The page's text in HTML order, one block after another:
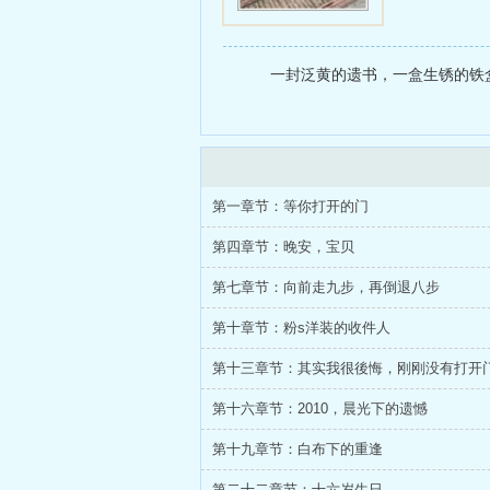
一封泛黄的遗书，一盒生锈的
第一章节：等你打开的门
第四章节：晚安，宝贝
第七章节：向前走九步，再倒退八步
第十章节：粉s洋装的收件人
第十三章节：其实我很後悔，刚刚没有打开
第十六章节：2010，晨光下的遗憾
第十九章节：白布下的重逢